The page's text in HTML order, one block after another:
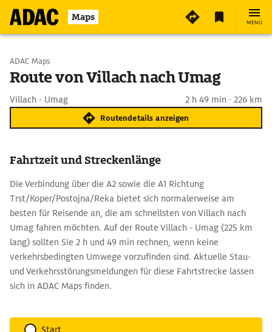
Maps MENÜ
Start wählen
ADAC Maps
Route von Villach nach Umag
Villach - Umag 2 h 49 min · 226 km
Routendetails anzeigen
Fahrtzeit und Streckenlänge
Die Verbindung über die A2 sowie die A1 Richtung
Trst/Koper/Postojna/Reka bietet sich normalerweise am
besten für Reisende an, die am schnellsten von Villach nach
Umag fahren möchten. Auf der Route Villach - Umag (225 km
lang) sollten Sie 2 h und 49 min rechnen, wenn keine
verkehrsbedingten Umwege vorzufinden sind. Aktuelle Stau-
und Verkehrsstörungsmeldungen für diese Fahrtstrecke lassen
sich in ADAC Maps finden.
Start